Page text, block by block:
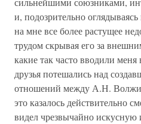
и, подозрительно
на мне все более растущее
трудом скрывая его за
какие так часто вводили
друзья потешались над
отношений между А.Н.
это казалось
видел чрезвычайно